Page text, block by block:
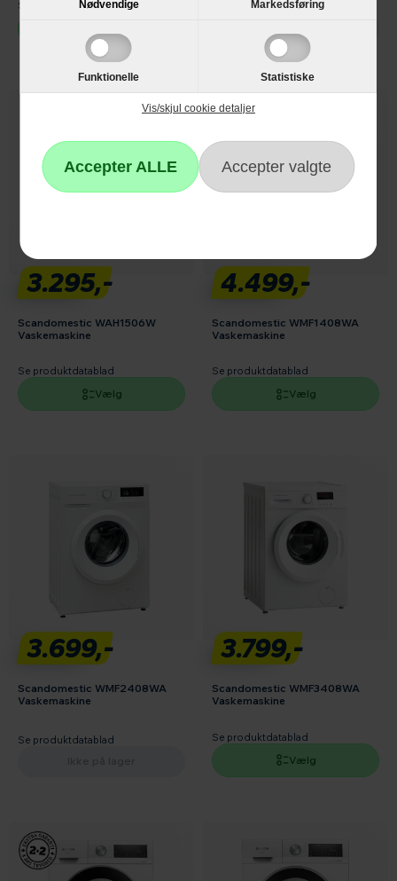
Nødvendige Markedsføring
Funktionelle Statistiske
Vis/skjul cookie detaljer
Se produktdatablad
3.295,-
Scandomestic WAH1506W
Vaskemaskine
Se produktdatablad
Vælg
4.499,-
Scandomestic WMF1408WA
Vaskemaskine
Se produktdatablad
Vælg
3.699,-
Scandomestic WMF2408WA
Vaskemaskine
Se produktdatablad
3.799,-
Scandomestic WMF3408WA
Vaskemaskine
Se produktdatablad
Vælg